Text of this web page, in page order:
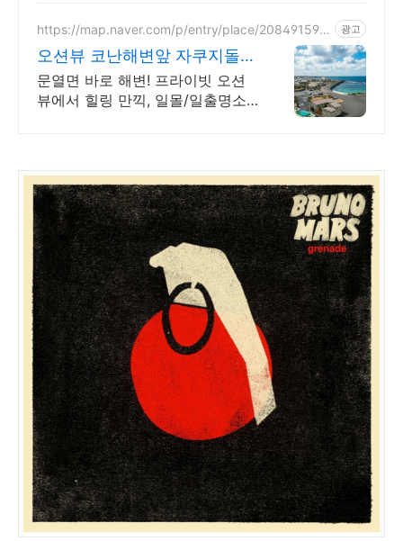
소, 실내 자쿠지, 바베큐
https://map.naver.com/p/entry/place/208491597
광고
오션뷰 코난해변앞 자쿠지돌집
2인~10인 대가족/단체예약
문열면 바로 해변! 프라이빗 오션
뷰에서 힐링 만끽, 일몰/일출명소